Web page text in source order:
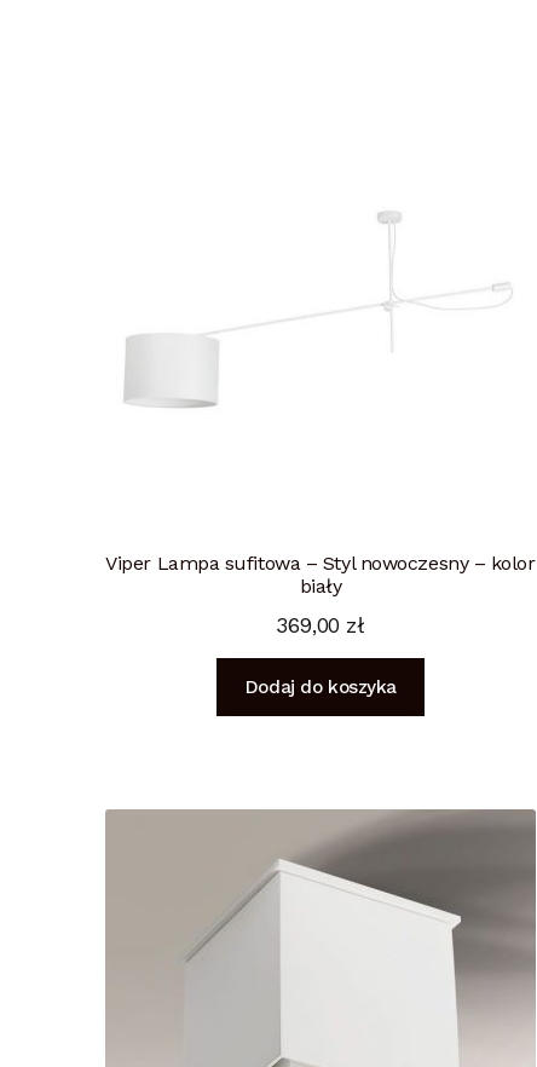
Viper Lampa sufitowa – Styl nowoczesny – kolor
biały
369,00 zł
Dodaj do koszyka